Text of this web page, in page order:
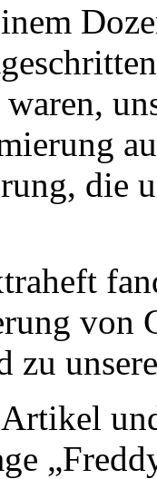
die
von
zu